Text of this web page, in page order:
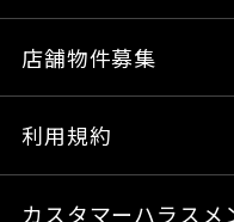
店舗物件募集
利用規約
カスタマーハラスメ